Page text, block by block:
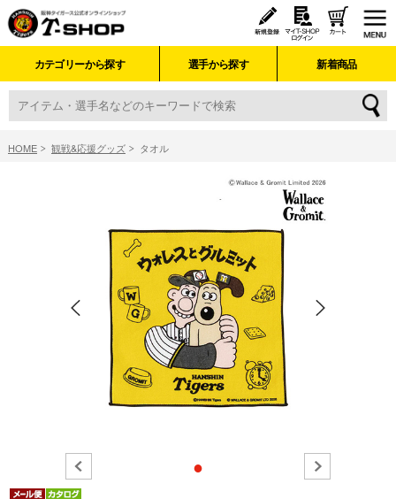
カテゴリーから探す 選手から探す 新着商品
HOME 観戦&応援グッズ タオル
●